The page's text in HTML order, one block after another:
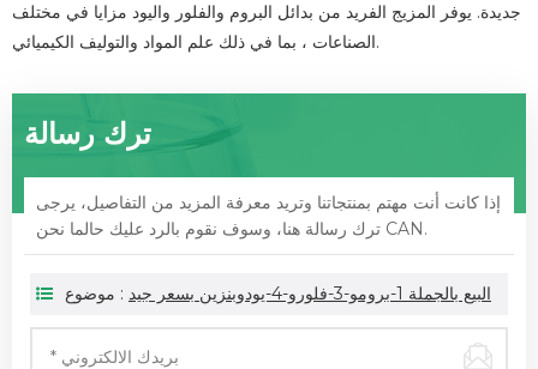
جديدة. يوفر المزيج الفريد من بدائل البروم والفلور واليود مزايا في مختلف
الصناعات ، بما في ذلك علم المواد والتوليف الكيميائي.
ترك رسالة
إذا كانت أنت مهتم بمنتجاتنا وتريد معرفة المزيد من التفاصيل، يرجى
ترك رسالة هنا، وسوف نقوم بالرد عليك حالما نحن CAN.
موضوع : البيع بالجملة 1-برومو-3-فلورو-4-يودوبنزين بسعر جيد